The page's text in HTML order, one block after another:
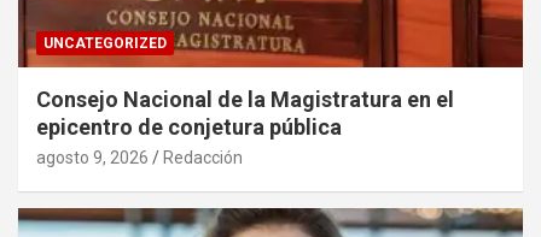
UNCATEGORIZED
Consejo Nacional de la Magistratura en el
epicentro de conjetura pública
agosto 9, 2026 Redacción